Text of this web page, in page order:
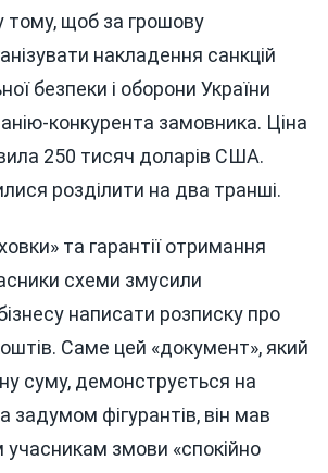
тому, щоб за грошову
накладення санкцій
безпеки і оборони України
конкурента замовника. Ціна
250 тисяч доларів США.
розділити на два транші.
та гарантії отримання
схеми змусили
написати розписку про
Саме цей «документ», який
суму, демонструється на
задумом фігурантів, він мав
учасникам змови «спокійно